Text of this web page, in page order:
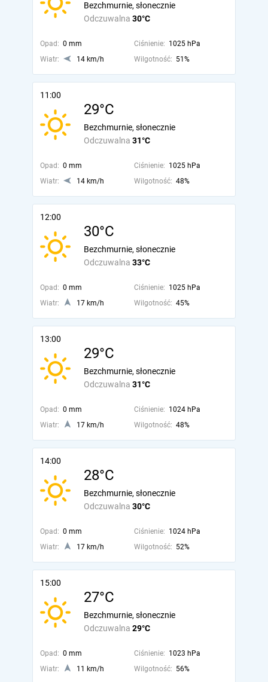
Odczuwalna 30°C
Bezchmurnie, słonecznie
Opad: 0 mm Ciśnienie: 1025 hPa
Wiatr:
14 km/h Wilgotność: 51%
11:00
29°C
Odczuwalna 31°C
Bezchmurnie, słonecznie
Opad: 0 mm Ciśnienie: 1025 hPa
Wiatr:
14 km/h Wilgotność: 48%
12:00
30°C
Odczuwalna 33°C
Bezchmurnie, słonecznie
Opad: 0 mm Ciśnienie: 1025 hPa
Wiatr:
17 km/h Wilgotność: 45%
13:00
29°C
Odczuwalna 31°C
Bezchmurnie, słonecznie
Opad: 0 mm Ciśnienie: 1024 hPa
Wiatr:
17 km/h Wilgotność: 48%
14:00
28°C
Odczuwalna 30°C
Bezchmurnie, słonecznie
Opad: 0 mm Ciśnienie: 1024 hPa
Wiatr:
17 km/h Wilgotność: 52%
15:00
27°C
Odczuwalna 29°C
Bezchmurnie, słonecznie
Opad: 0 mm Ciśnienie: 1023 hPa
Wiatr:
11 km/h Wilgotność: 56%